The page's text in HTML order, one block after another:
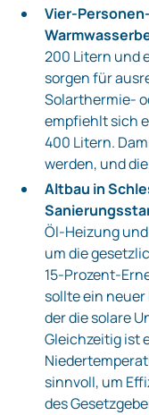
200 Litern und
sorgen für
Solarthermie-
empfiehlt sich
400 Litern.
werden, und
Altbau in
Öl‑Heizung
um die
sollte ein
der die solare
Gleichzeitig ist
sinnvoll, um
des